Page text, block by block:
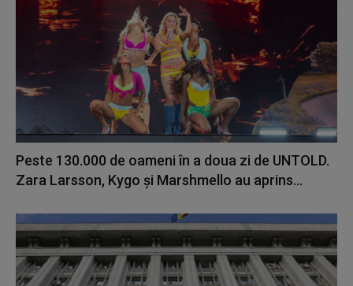
Peste 130.000 de oameni în a doua zi de UNTOLD.
Zara Larsson, Kygo și Marshmello au aprins...